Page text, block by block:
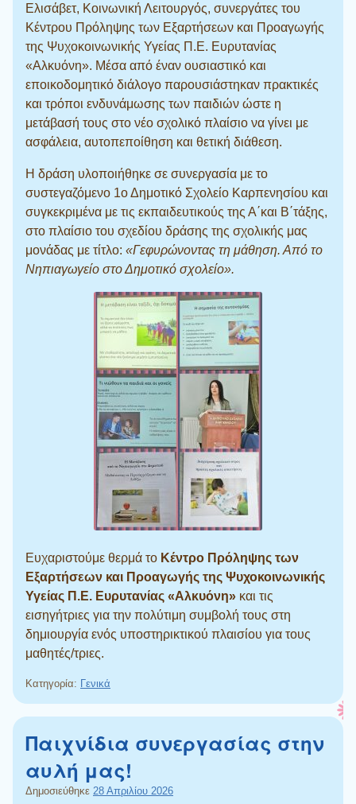
Ελισάβετ, Κοινωνική Λειτουργός, συνεργάτες του
Κέντρου Πρόληψης των Εξαρτήσεων και Προαγωγής
της Ψυχοκοινωνικής Υγείας Π.Ε. Ευρυτανίας
«Αλκυόνη». Μέσα από έναν ουσιαστικό και
εποικοδομητικό διάλογο παρουσιάστηκαν πρακτικές
και τρόποι ενδυνάμωσης των παιδιών ώστε η
μετάβασή τους στο νέο σχολικό πλαίσιο να γίνει με
ασφάλεια, αυτοπεποίθηση και θετική διάθεση.
Η δράση υλοποιήθηκε σε συνεργασία με το
συστεγαζόμενο 1ο Δημοτικό Σχολείο Καρπενησίου και
συγκεκριμένα με τις εκπαιδευτικούς της Α΄και Β΄τάξης,
στο πλαίσιο του σχεδίου δράσης της σχολικής μας
μονάδας με τίτλο: «Γεφυρώνοντας τη μάθηση. Από το
Νηπιαγωγείο στο Δημοτικό σχολείο».
Ευχαριστούμε θερμά το Κέντρο Πρόληψης των
Εξαρτήσεων και Προαγωγής της Ψυχοκοινωνικής
Υγείας Π.Ε. Ευρυτανίας «Αλκυόνη» και τις
εισηγήτριες για την πολύτιμη συμβολή τους στη
δημιουργία ενός υποστηρικτικού πλαισίου για τους
μαθητές/τριες.
Κατηγορία: Γενικά
Παιχνίδια συνεργασίας στην
αυλή μας!
Δημοσιεύθηκε 28 Απριλίου 2026